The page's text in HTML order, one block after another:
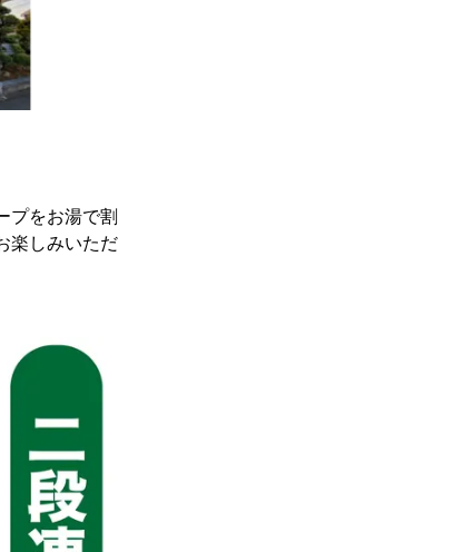
プをお湯で割
楽しみいただ